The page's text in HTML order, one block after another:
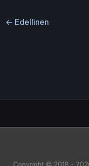
← Edellinen